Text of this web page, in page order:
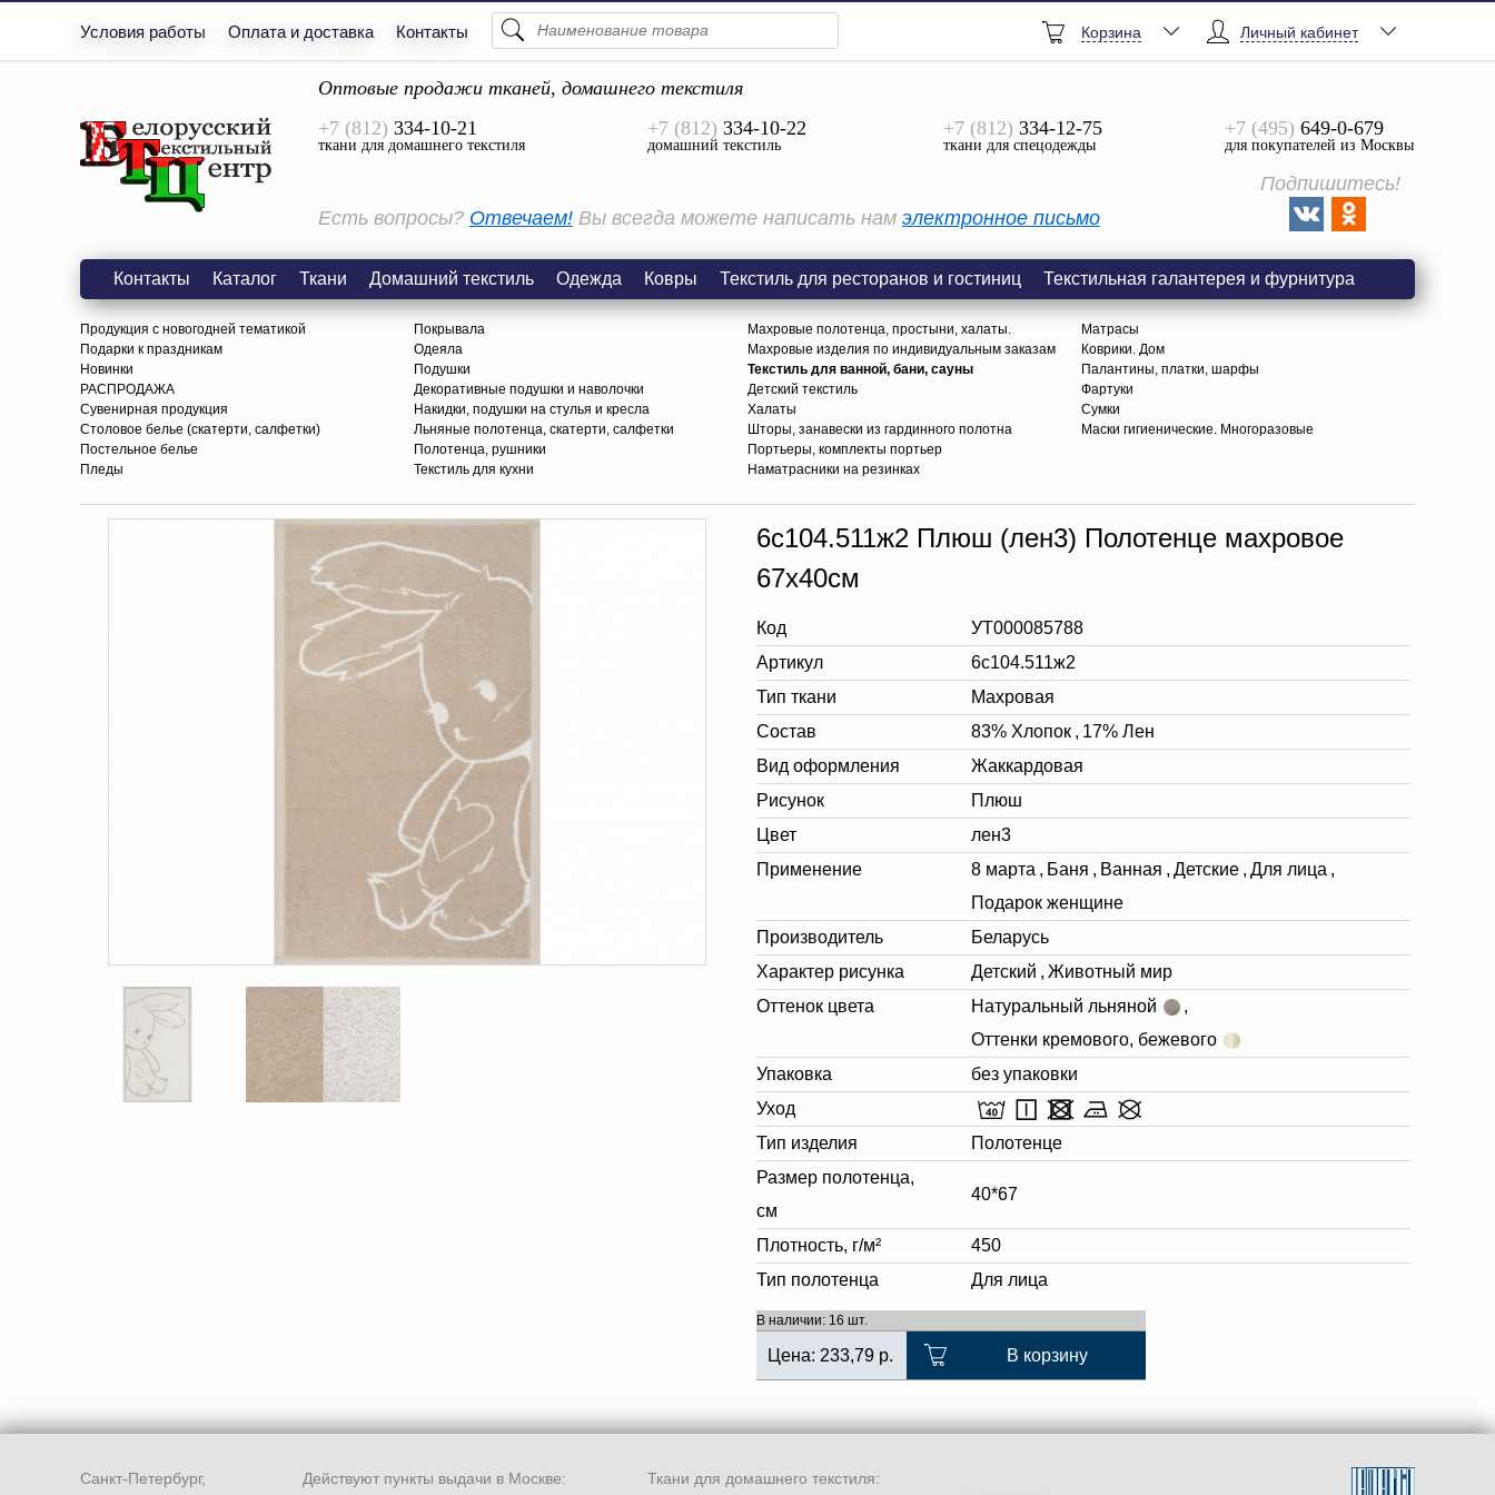
Условия работы Оплата и доставка Контакты
Просмотреть Все
Личный кабинет
Корзина
Оптовые продажи тканей, домашнего текстиля
+7 (812) 334-10-21
ткани для домашнего текстиля
+7 (812) 334-10-22
домашний текстиль
+7 (812) 334-12-75
ткани для спецодежды
+7 (495) 649-0-679
для покупателей из Москвы
Есть вопросы? Отвечаем! Вы всегда можете написать нам электронное письмо
Подпишитесь!
Контакты Каталог Ткани Домашний текстиль Одежда Ковры Текстиль для ресторанов и гостиниц Текстильная галантерея и фурнитура
Продукция с новогодней тематикой
Подарки к праздникам
Новинки
РАСПРОДАЖА
Сувенирная продукция
Столовое белье (скатерти, салфетки)
Постельное белье
Пледы
Покрывала
Одеяла
Подушки
Декоративные подушки и наволочки
Накидки, подушки на стулья и кресла
Льняные полотенца, скатерти, салфетки
Полотенца, рушники
Текстиль для кухни
Махровые полотенца, простыни, халаты.
Махровые изделия по индивидуальным заказам
Текстиль для ванной, бани, сауны
Детский текстиль
Халаты
Шторы, занавески из гардинного полотна
Портьеры, комплекты портьер
Наматрасники на резинках
Матрасы
Коврики. Дом
Палантины, платки, шарфы
Фартуки
Сумки
Маски гигиенические. Многоразовые
6с104.511ж2 Плюш (лен3) Полотенце махровое
67х40см
Код
УТ000085788
Артикул
6с104.511ж2
Тип ткани
Махровая
Состав
83% Хлопок , 17% Лен
Вид оформления
Жаккардовая
Рисунок
Плюш
Цвет
лен3
Применение
8 марта , Баня , Ванная , Детские , Для лица ,
Подарок женщине
Производитель
Беларусь
Характер рисунка
Детский , Животный мир
Оттенок цвета
Натуральный льняной
,
Оттенки кремового, бежевого
Упаковка
без упаковки
Уход
Тип изделия
Полотенце
Размер полотенца,
см
40*67
Плотность, г/м²
450
Тип полотенца
Для лица
В наличии: 16 шт.
Цена: 233,79 р. В корзину
Санкт-Петербург,
Действуют пункты выдачи в Москве:
Ткани для домашнего текстиля: